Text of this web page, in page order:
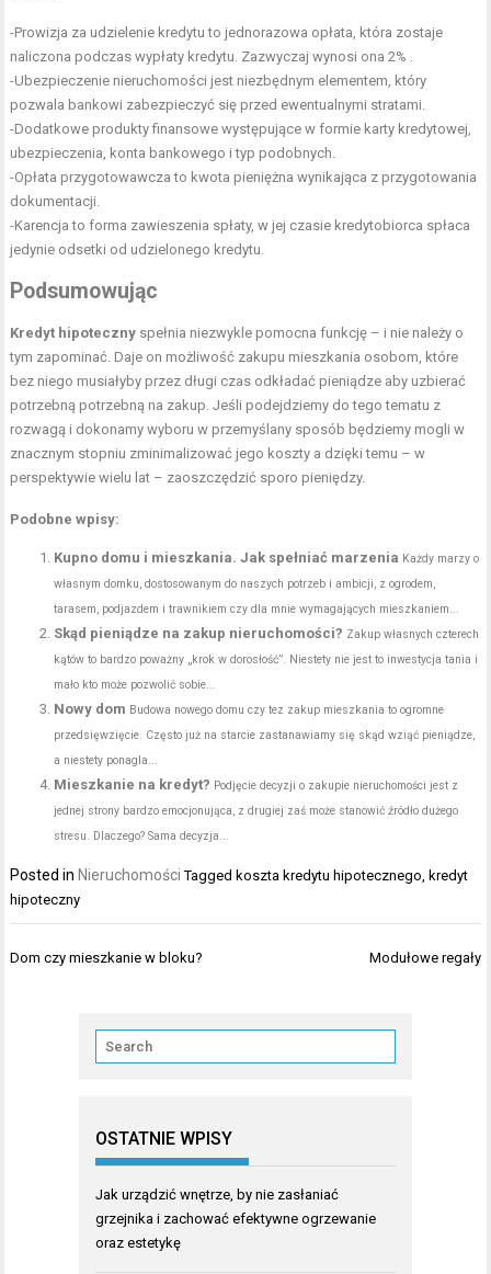
-Prowizja za udzielenie kredytu to jednorazowa opłata, która zostaje
naliczona podczas wypłaty kredytu. Zazwyczaj wynosi ona 2% .
-Ubezpieczenie nieruchomości jest niezbędnym elementem, który
pozwala bankowi zabezpieczyć się przed ewentualnymi stratami.
-Dodatkowe produkty finansowe występujące w formie karty kredytowej,
ubezpieczenia, konta bankowego i typ podobnych.
-Opłata przygotowawcza to kwota pieniężna wynikająca z przygotowania
dokumentacji.
-Karencja to forma zawieszenia spłaty, w jej czasie kredytobiorca spłaca
jedynie odsetki od udzielonego kredytu.
Podsumowując
Kredyt hipoteczny spełnia niezwykle pomocna funkcję – i nie należy o
tym zapominać. Daje on możliwość zakupu mieszkania osobom, które
bez niego musiałyby przez długi czas odkładać pieniądze aby uzbierać
potrzebną potrzebną na zakup. Jeśli podejdziemy do tego tematu z
rozwagą i dokonamy wyboru w przemyślany sposób będziemy mogli w
znacznym stopniu zminimalizować jego koszty a dzięki temu – w
perspektywie wielu lat – zaoszczędzić sporo pieniędzy.
Podobne wpisy:
Kupno domu i mieszkania. Jak spełniać marzenia Każdy marzy o
własnym domku, dostosowanym do naszych potrzeb i ambicji, z ogrodem,
tarasem, podjazdem i trawnikiem czy dla mnie wymagających mieszkaniem...
Skąd pieniądze na zakup nieruchomości? Zakup własnych czterech
kątów to bardzo poważny „krok w dorosłość”. Niestety nie jest to inwestycja tania i
mało kto może pozwolić sobie...
Nowy dom Budowa nowego domu czy tez zakup mieszkania to ogromne
przedsięwzięcie. Często już na starcie zastanawiamy się skąd wziąć pieniądze,
a niestety ponagla...
Mieszkanie na kredyt? Podjęcie decyzji o zakupie nieruchomości jest z
jednej strony bardzo emocjonująca, z drugiej zaś może stanowić źródło dużego
stresu. Dlaczego? Sama decyzja...
Posted in Nieruchomości Tagged koszta kredytu hipotecznego, kredyt
hipoteczny
Nawigacja
Dom czy mieszkanie w bloku? Modułowe regały
OSTATNIE WPISY
Jak urządzić wnętrze, by nie zasłaniać
grzejnika i zachować efektywne ogrzewanie
oraz estetykę